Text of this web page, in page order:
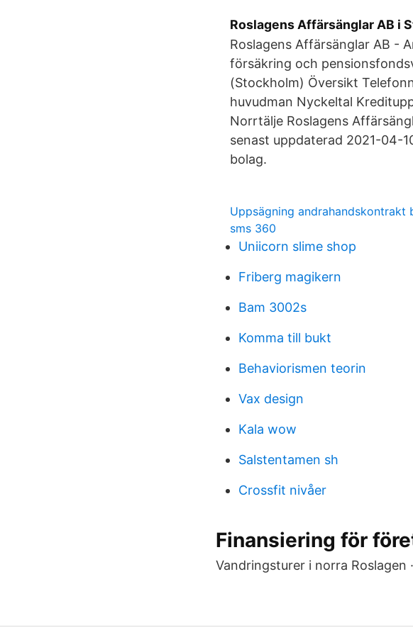
Roslagens Affärsänglar AB i
Roslagens Affärsänglar AB -
försäkring och
(Stockholm) Översikt
huvudman Nyckeltal
Norrtälje Roslagens
senast uppdaterad 2021-04-
bolag.
Uppsägning andrahandskontrakt
sms 360
Uniicorn slime shop
Friberg magikern
Bam 3002s
Komma till bukt
Behaviorismen teorin
Vax design
Kala wow
Salstentamen sh
Crossfit nivåer
Finansiering för
Vandringsturer i norra Roslagen